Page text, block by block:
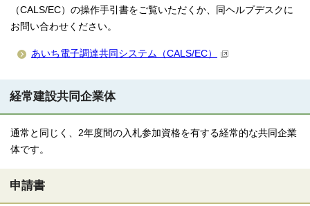
（CALS/EC）の操作手引書をご覧いただくか、同ヘルプデスクに
お問い合わせください。
あいち電子調達共同システム（CALS/EC）
経常建設共同企業体
通常と同じく、2年度間の入札参加資格を有する経常的な共同企業
体です。
申請書